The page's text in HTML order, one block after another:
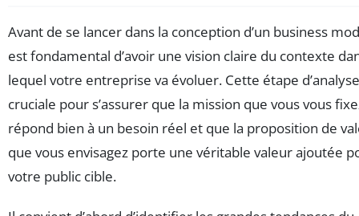
Avant de se lancer dans la conception d’un business
est fondamental d’avoir une vision claire du contexte
lequel votre entreprise va évoluer. Cette étape
cruciale pour s’assurer que la mission que vous vous
répond bien à un besoin réel et que la proposition de
que vous envisagez porte une véritable valeur ajoutée
votre public cible.